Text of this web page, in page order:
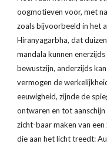
oogmotieven voor, met
zoals bijvoorbeeld in het
Hiranyagarbha, dat
mandala kunnen
bewustzijn, anderzijds
vermogen de
eeuwigheid, zijnde de
ontwaren en tot
zicht-baar maken van
die aan het licht treedt: